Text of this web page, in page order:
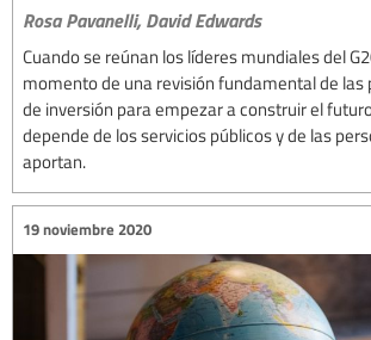
Rosa Pavanelli, David Edwards
Cuando se reúnan los líderes mundiales del
momento de una revisión fundamental de las
de inversión para empezar a construir el
depende de los servicios públicos y de las
aportan.
19 noviembre 2020